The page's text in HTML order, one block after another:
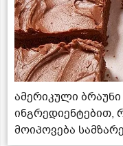
ამერიკული
მოიპოვება